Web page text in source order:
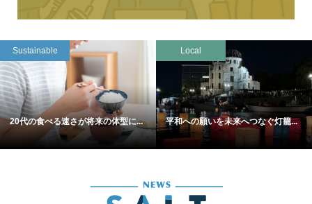
Sustainable
20代の食べる速さが将来の体型に...
Local
平和への願いを未来へつなぐ灯籠...